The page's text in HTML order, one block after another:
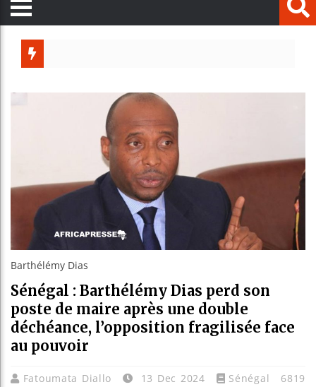
Bénin
Barthélémy Dias
Sénégal : Barthélémy Dias perd son
poste de maire après une double
déchéance, l’opposition fragilisée face
au pouvoir
Fatoumata Diallo 13 Dec 2024 Sénégal
6819